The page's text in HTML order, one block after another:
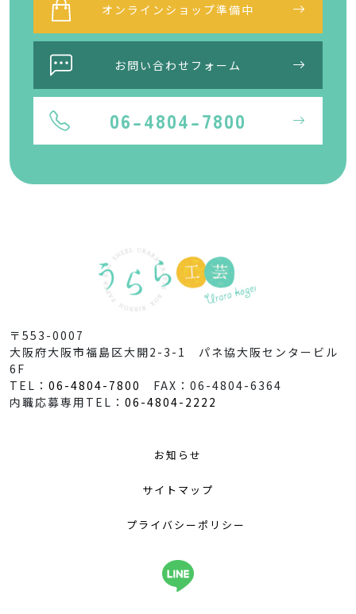
オンラインショップ準備中
お問い合わせフォーム
06-4804-7800
〒553-0007
大阪府大阪市福島区大開2-3-1 パネ協大阪センタービル
6F
TEL： 06-4804-7800
FAX：06-4804-6364
内職応募専用TEL： 06-4804-2222
お知らせ
サイトマップ
プライバシーポリシー